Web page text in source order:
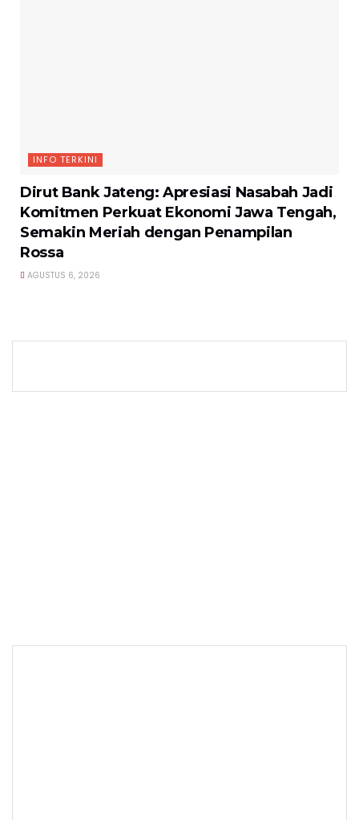
INFO TERKINI
Dirut Bank Jateng: Apresiasi Nasabah Jadi
Komitmen Perkuat Ekonomi Jawa Tengah,
Semakin Meriah dengan Penampilan
Rossa
AGUSTUS 6, 2026